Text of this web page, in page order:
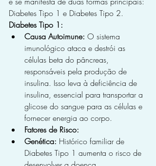
Diabetes Tipo 1 e Diabetes Tipo 2.
Diabetes Tipo 1:
Causa Autoimune: O sistema
imunológico ataca e destrói as
células beta do pâncreas,
responsáveis pela produção de
insulina. Isso leva à deficiência de
insulina, essencial para transportar a
glicose do sangue para as células e
fornecer energia ao corpo.
Fatores de Risco:
Genética: Histórico familiar de
Diabetes Tipo 1 aumenta o risco de